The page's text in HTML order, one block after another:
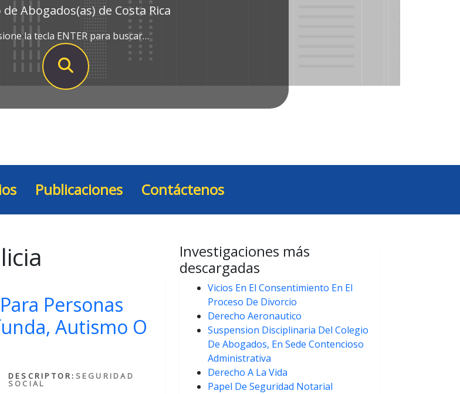
de Abogados(as) de Costa Rica
la tecla ENTER para buscar…
Publicaciones Contáctenos
Personas
Autismo O
DESCRIPTOR: SEGURIDAD
SOCIAL
Investigaciones más
descargadas
Vicios En El Consentimiento En El
Proceso De Divorcio
Derecho Aeronautico
Suspension Disciplinaria Del Colegio
De Abogados, En Sede Contencioso
Administrativa
Derecho A La Vida
Papel De Seguridad Notarial